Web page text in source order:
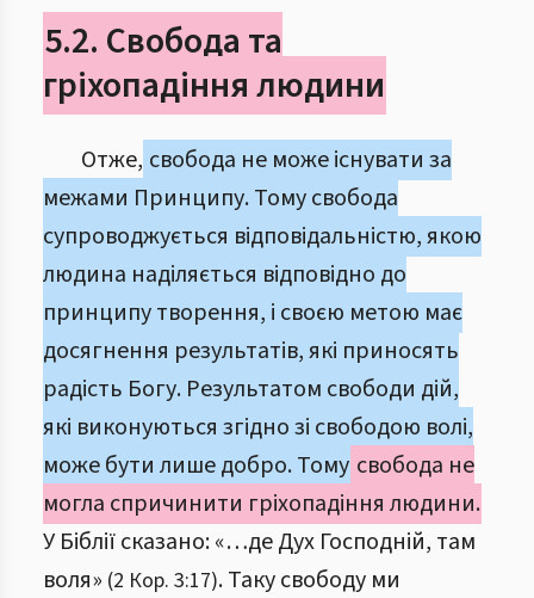
5.2. Свобода та
гріхопадіння людини
Отже, свобода не може існувати за
межами Принципу. Тому свобода
супроводжується відповідальністю, якою
людина наділяється відповідно до
принципу творення, і своєю метою має
досягнення результатів, які приносять
радість Богу. Результатом свободи дій,
які виконуються згідно зі свободою волі,
може бути лише добро. Тому свобода не
могла спричинити гріхопадіння людини.
У Біблії сказано: «…де Дух Господній, там
воля» (2 Кор. 3:17). Таку свободу ми